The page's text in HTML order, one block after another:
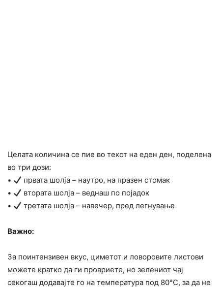
Целата количина се пие во текот на еден ден, поделена
во три дози:
•
првата шолја – наутро, на празен стомак
•
втората шолја – веднаш по појадок
•
третата шолја – навечер, пред легнување
Важно:
За поинтензивен вкус, циметот и ловоровите листови
можете кратко да ги провриете, но зелениот чај
секогаш додавајте го на температура под 80°C, за да не